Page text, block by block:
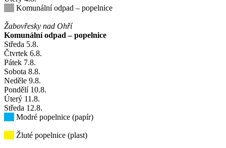
Komunální odpad – popelnice
Žabovřesky nad Ohří
Komunální odpad – popelnice
Středa 5.8.
Čtvrtek 6.8.
Pátek 7.8.
Sobota 8.8.
Neděle 9.8.
Pondělí 10.8.
Úterý 11 .8.
Středa 12.8.
Modré popelnice (papír)
Žluté popelnice (plast)